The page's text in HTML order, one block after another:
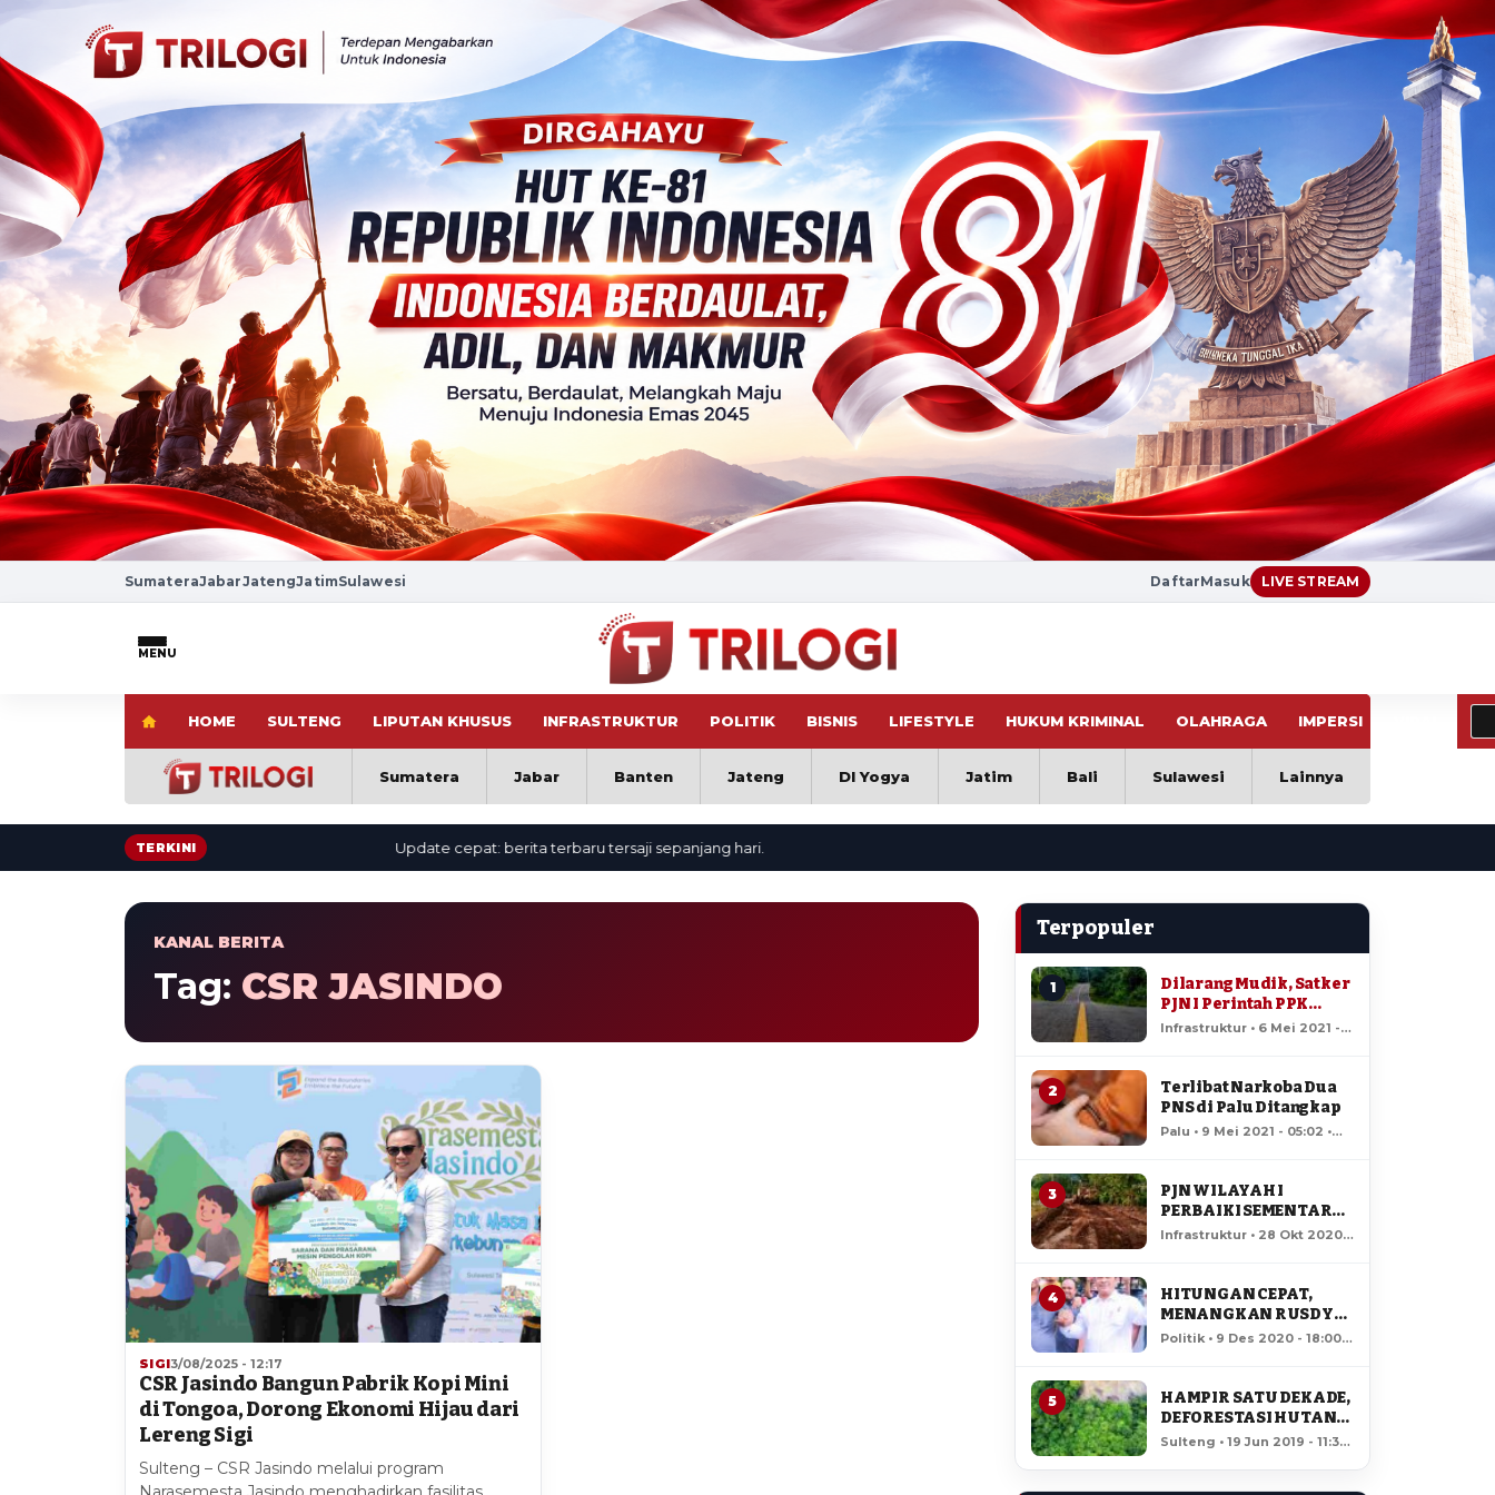
SumateraJabarJatengJatimSulawesi DaftarMasuk LIVE STREAM
MENU
HOME SULTENG LIPUTAN KHUSUS INFRASTRUKTUR POLITIK BISNIS LIFESTYLE HUKUM KRIMINAL OLAHRAGA IMPERSI
Sumatera Jabar Banten Jateng DI Yogya Jatim Bali Sulawesi Lainnya
TERKINI Update cepat: berita terbaru tersaji sepanjang hari.
KANAL BERITA
Tag: CSR JASINDO
SIGI3/08/2025 - 12:17
CSR Jasindo Bangun Pabrik Kopi Mini
di Tongoa, Dorong Ekonomi Hijau dari
Lereng Sigi
Sulteng – CSR Jasindo melalui program
Terpopuler
1
Dilarang Mudik, Satker
PJN I Perintah PPK
Standby Jaga Kondisi
Infrastruktur • 6 Mei 2021 -
2
Terlibat Narkoba Dua
PNS di Palu Ditangkap
Palu • 9 Mei 2021 - 05:02 •
3
PJN WILAYAH I
PERBAIKI SEMENTARA
JALAN RUSAK DI RUAS
Infrastruktur • 28 Okt 2020 -
4
HITUNGAN CEPAT,
MENANGKAN RUSDY
MASTURA – MA’MUN
Politik • 9 Des 2020 - 18:00 •
5
HAMPIR SATU DEKADE,
DEFORESTASI HUTAN
LORE LINDU MENCAPAI
Sulteng • 19 Jun 2019 - 11:34